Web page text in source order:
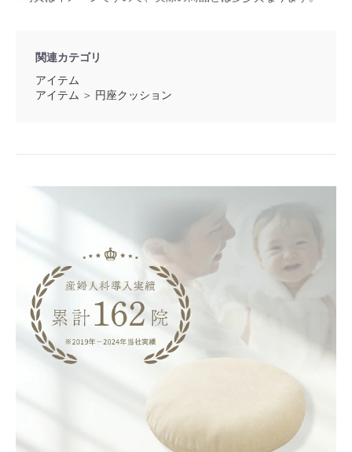
関連カテゴリ
アイテム
アイテム ＞ 円座クッション